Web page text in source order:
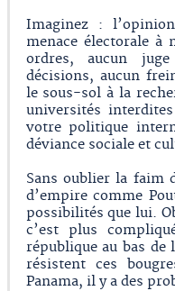
Imaginez :
menace électorale
ordres, aucun
décisions, aucun
le sous-sol à la
universités
votre politique
déviance sociale et
Sans oublier la faim
d’empire comme
possibilités que lui.
c’est plus
république au bas de
résistent ces
Panama, il y a des